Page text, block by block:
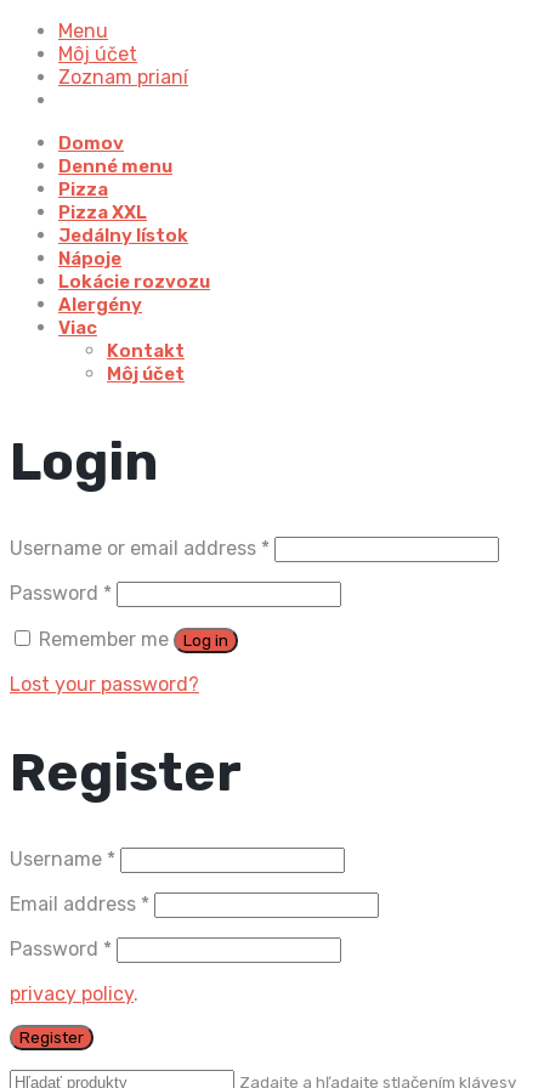
Menu
Môj účet
Zoznam prianí
Domov
Denné menu
Pizza
Pizza XXL
Jedálny lístok
Nápoje
Lokácie rozvozu
Alergény
Viac
Kontakt
Môj účet
Login
Username or email address *
Password *
Remember me
Log in
Lost your password?
Register
Username *
Email address *
Password *
privacy policy.
Register
Zadajte a hľadajte stlačením klávesy